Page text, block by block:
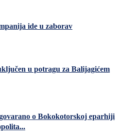
ide u zaborav
u potragu za Balijagićem
o Bokokotorskoj eparhiji